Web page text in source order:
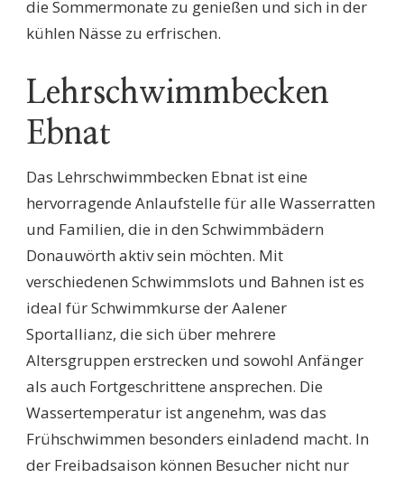
die Sommermonate zu genießen und sich in der
kühlen Nässe zu erfrischen.
Lehrschwimmbecken
Ebnat
Das Lehrschwimmbecken Ebnat ist eine
hervorragende Anlaufstelle für alle Wasserratten
und Familien, die in den Schwimmbädern
Donauwörth aktiv sein möchten. Mit
verschiedenen Schwimmslots und Bahnen ist es
ideal für Schwimmkurse der Aalener
Sportallianz, die sich über mehrere
Altersgruppen erstrecken und sowohl Anfänger
als auch Fortgeschrittene ansprechen. Die
Wassertemperatur ist angenehm, was das
Frühschwimmen besonders einladend macht. In
der Freibadsaison können Besucher nicht nur